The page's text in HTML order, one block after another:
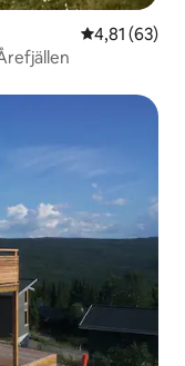
4,81 de uma
4,81 (63)